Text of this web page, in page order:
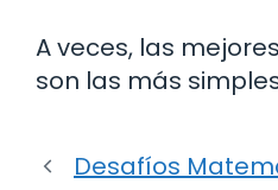
A veces, las
son las más
Desafíos